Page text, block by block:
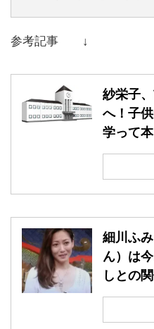
参考記事 ↓
紗栄子
へ！子
学って
細川ふ
ん）は
しとの